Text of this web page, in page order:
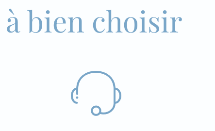
à bien choisir